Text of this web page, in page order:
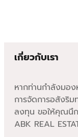
เกี่ยวกับเรา
หากท่านกำลังมอ
การจัดการอสังริ
ลงทุน ขอให้คุณนึก
ABK REAL